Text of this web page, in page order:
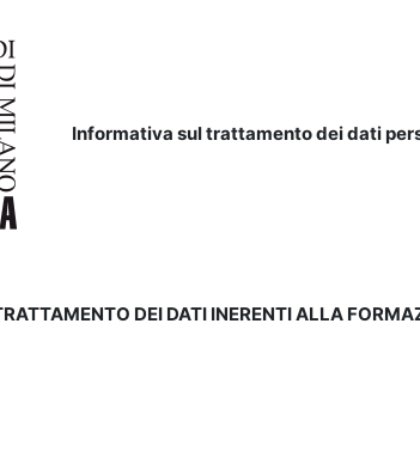
Informativa sul trattamento dei dati
DEI DATI INERENTI ALLA